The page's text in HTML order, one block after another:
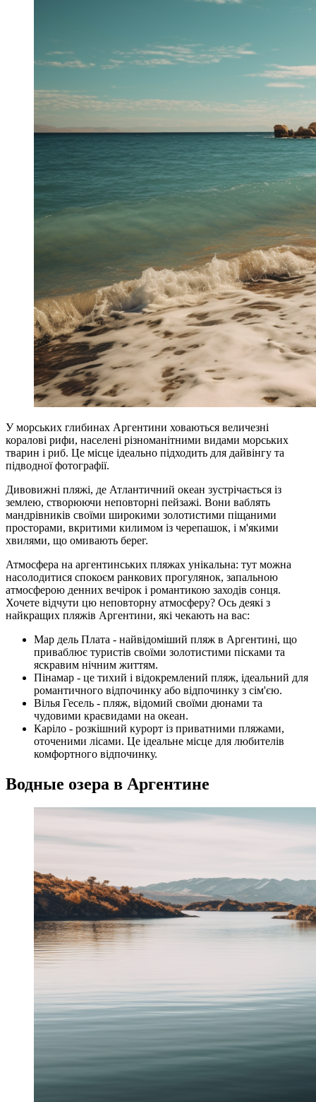
У морських глибинах Аргентини ховаються величезні
коралові рифи, населені різноманітними видами морських
тварин і риб. Це місце ідеально підходить для дайвінгу та
підводної фотографії.
Дивовижні пляжі, де Атлантичний океан зустрічається із
землею, створюючи неповторні пейзажі. Вони ваблять
мандрівників своїми широкими золотистими піщаними
просторами, вкритими килимом із черепашок, і м'якими
хвилями, що омивають берег.
Атмосфера на аргентинських пляжах унікальна: тут можна
насолодитися спокоєм ранкових прогулянок, запальною
атмосферою денних вечірок і романтикою заходів сонця.
Хочете відчути цю неповторну атмосферу? Ось деякі з
найкращих пляжів Аргентини, які чекають на вас:
Мар дель Плата - найвідоміший пляж в Аргентині, що
приваблює туристів своїми золотистими пісками та
яскравим нічним життям.
Пінамар - це тихий і відокремлений пляж, ідеальний для
романтичного відпочинку або відпочинку з сім'єю.
Вілья Гесель - пляж, відомий своїми дюнами та
чудовими краєвидами на океан.
Каріло - розкішний курорт із приватними пляжами,
оточеними лісами. Це ідеальне місце для любителів
комфортного відпочинку.
Водные озера в Аргентине